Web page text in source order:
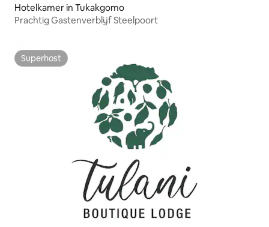
Hotelkamer in Tukakgomo
Prachtig Gastenverblijf Steelpoort
Superhost
Superhost